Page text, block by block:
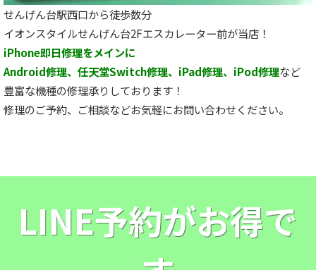
せんげん台駅西口から徒歩数分
イオンスタイルせんげん台2Fエスカレーター前が当店！
iPhone即日修理をメインに
Android修理、任天堂Switch修理、iPad修理、iPod修理など
豊富な機種の修理承りしております！
修理のご予約、ご相談などお気軽にお問い合わせください。
LINE予約がお得で